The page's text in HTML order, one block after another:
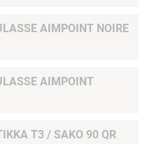
AIMPOINT NOIRE
AIMPOINT
T3 / SAKO 90 QR